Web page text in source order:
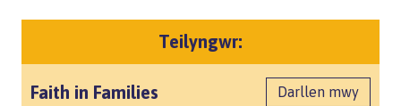
Teilyngwr:
Faith in Families Darllen mwy